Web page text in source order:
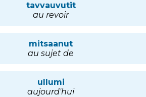
tavvauvutit
au revoir
mitsaanut
au sujet de
ullumi
aujourd'hui